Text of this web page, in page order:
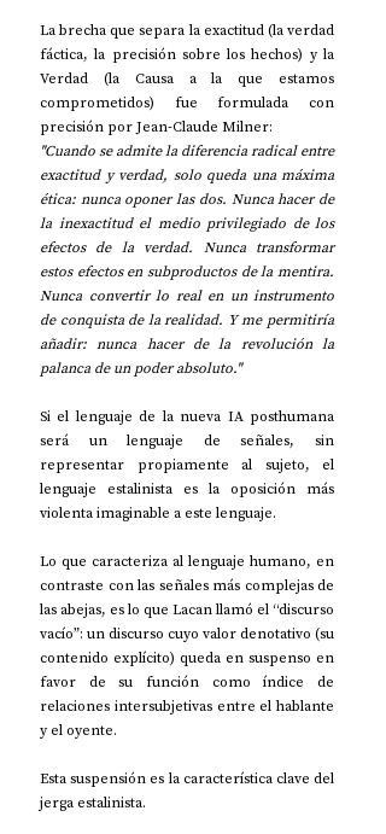
La brecha que separa la exactitud (la verdad
fáctica, la precisión sobre los hechos) y la
Verdad (la Causa a la que estamos
comprometidos) fue formulada con
precisión por Jean-Claude Milner:
"Cuando se admite la diferencia radical entre
exactitud y verdad, solo queda una máxima
ética: nunca oponer las dos. Nunca hacer de
la inexactitud el medio privilegiado de los
efectos de la verdad. Nunca transformar
estos efectos en subproductos de la mentira.
Nunca convertir lo real en un instrumento
de conquista de la realidad. Y me permitiría
añadir: nunca hacer de la revolución la
palanca de un poder absoluto."
Si el lenguaje de la nueva IA posthumana
será un lenguaje de señales, sin
representar propiamente al sujeto, el
lenguaje estalinista es la oposición más
violenta imaginable a este lenguaje.
Lo que caracteriza al lenguaje humano, en
contraste con las señales más complejas de
las abejas, es lo que Lacan llamó el “discurso
vacío”: un discurso cuyo valor denotativo (su
contenido explícito) queda en suspenso en
favor de su función como índice de
relaciones intersubjetivas entre el hablante
y el oyente.
Esta suspensión es la característica clave del
jerga estalinista.